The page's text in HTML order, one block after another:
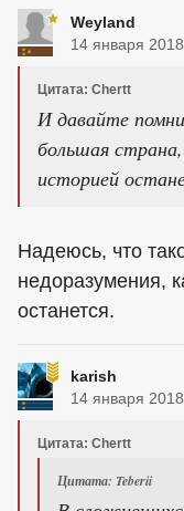
Weyland
14 января
Цитата: Chertt
И давайте
большая
историей
Надеюсь, что
недоразумения,
останется.
karish
14 января
Цитата: Chertt
Цитата: Teberii